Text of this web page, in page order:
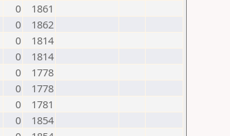
0
1861
0
1862
0
1814
0
1814
0
1778
0
1778
0
1781
0
1854